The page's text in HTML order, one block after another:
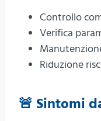
Controllo
Verifica
Riduzione
🚨 Sintomi